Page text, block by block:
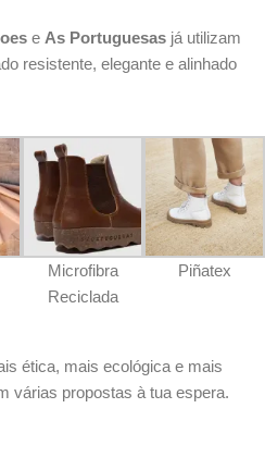
e As Portuguesas já utilizam
resistente, elegante e alinhado
Microfibra
Reciclada
Piñatex
ética, mais ecológica e mais
várias propostas à tua espera.